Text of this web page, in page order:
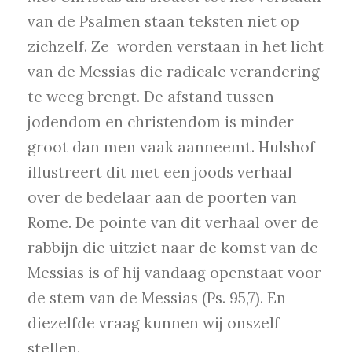
van de Psalmen staan teksten niet op
zichzelf. Ze worden verstaan in het licht
van de Messias die radicale verandering
te weeg brengt. De afstand tussen
jodendom en christendom is minder
groot dan men vaak aanneemt. Hulshof
illustreert dit met een joods verhaal
over de bedelaar aan de poorten van
Rome. De pointe van dit verhaal over de
rabbijn die uitziet naar de komst van de
Messias is of hij vandaag openstaat voor
de stem van de Messias (Ps. 95,7). En
diezelfde vraag kunnen wij onszelf
stellen.